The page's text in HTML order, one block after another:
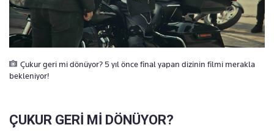
Çukur geri mi dönüyor? 5 yıl önce final yapan dizinin filmi merakla
bekleniyor!
ÇUKUR GERİ Mİ DÖNÜYOR?